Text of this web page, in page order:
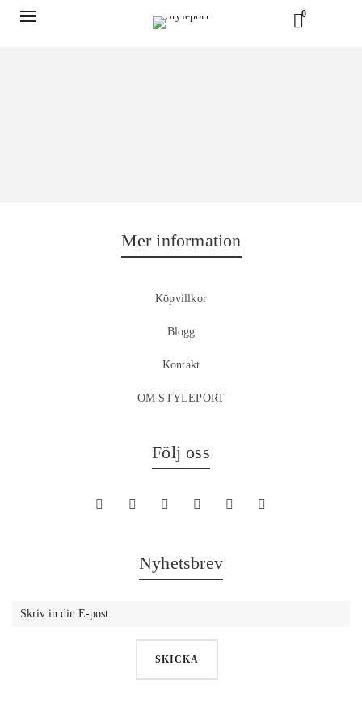
0
Mer information
Köpvillkor
Blogg
Kontakt
OM STYLEPORT
Följ oss
Nyhetsbrev